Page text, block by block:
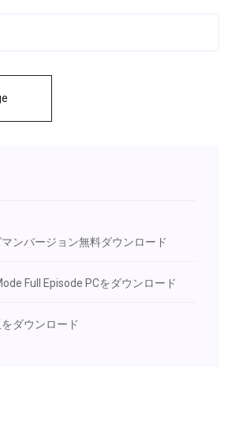
ンバージョン無料ダウンロード
Full Episode PCをダウンロード
ダウンロード